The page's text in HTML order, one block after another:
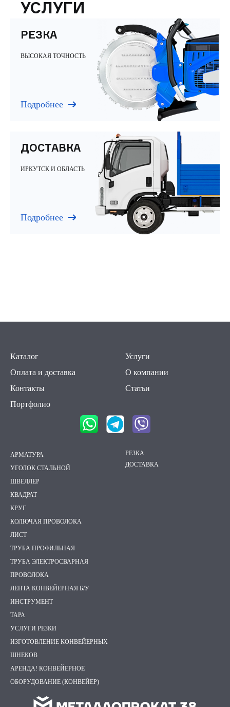
УСЛУГИ
РЕЗКА
ВЫСОКАЯ ТОЧНОСТЬ
Подробнее
ДОСТАВКА
ИРКУТСК И ОБЛАСТЬ
Подробнее
Каталог
Услуги
Оплата и доставка
О компании
Контакты
Статьи
Портфолио
АРМАТУРА
УГОЛОК СТАЛЬНОЙ
ШВЕЛЛЕР
КВАДРАТ
КРУГ
КОЛЮЧАЯ ПРОВОЛОКА
ЛИСТ
ТРУБА ПРОФИЛЬНАЯ
ТРУБА ЭЛЕКТРОСВАРНАЯ
ПРОВОЛОКА
ЛЕНТА КОНВЕЙЕРНАЯ Б/У
ИНСТРУМЕНТ
ТАРА
УСЛУГИ РЕЗКИ
ИЗГОТОВЛЕНИЕ КОНВЕЙЕРНЫХ
ШНЕКОВ
АРЕНДА! КОНВЕЙЕРНОЕ
ОБОРУДОВАНИЕ (КОНВЕЙЕР)
РЕЗКА
ДОСТАВКА